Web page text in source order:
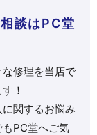
談はPC堂
修理を当店で
！
関するお悩み
PC堂へご気